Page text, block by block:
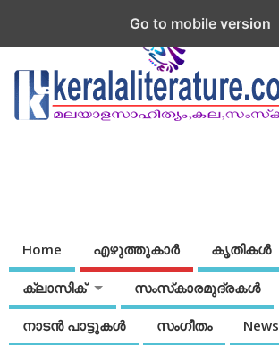
Home എഴുത്തുകാര്‍ കൃതികൾ
ക്ലാസിക് സംസ്‌കാരമുദ്രകള്‍
നാടന്‍ പാട്ടുകള്‍ സംഗീതം News
Go to mobile version